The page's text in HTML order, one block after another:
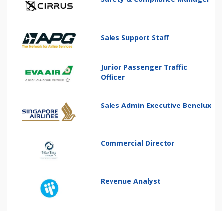
Sales Support Staff
Junior Passenger Traffic
Officer
Sales Admin Executive Benelux
Commercial Director
Revenue Analyst